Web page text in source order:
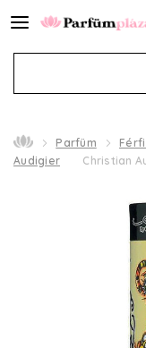
Parfüm
Audigier
Christian